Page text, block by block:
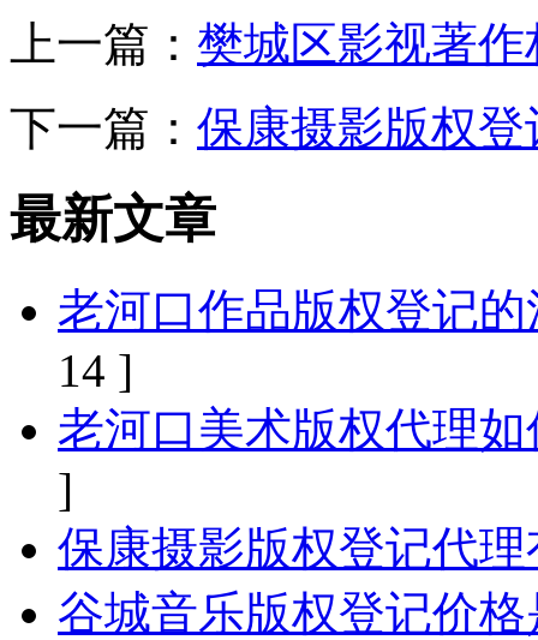
上一篇： 樊城区影视著
下一篇： 保康摄影版权
最新文章
老河口作品版权登记
14 ]
老河口美术版权代理
]
保康摄影版权登记代
谷城音乐版权登记价